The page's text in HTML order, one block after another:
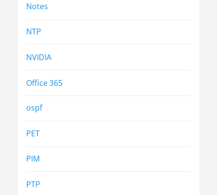
Notes
NTP
NVIDIA
Office 365
ospf
PET
PIM
PTP